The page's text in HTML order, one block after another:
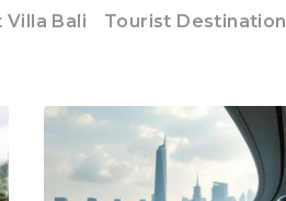
Bali Tourist Destination